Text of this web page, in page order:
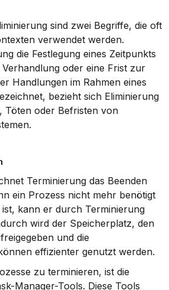
sind zwei Begriffe, die oft
verwendet werden.
die Festlegung eines Zeitpunkts
oder eine Frist zur
Handlungen im Rahmen eines
bezieht sich Eliminierung
Töten oder Befristen von
Terminierung das Beenden
ein Prozess nicht mehr benötigt
kann er durch Terminierung
wird der Speicherplatz, den
und die
effizienter genutzt werden.
zu terminieren, ist die
Manager-Tools. Diese Tools